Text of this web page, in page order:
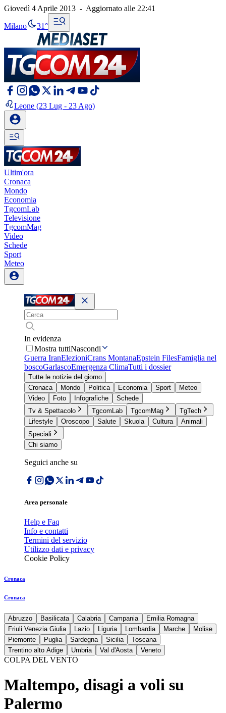
Giovedì 4 Aprile 2013 - Aggiornato alle 22:41
Milano 31°
Leone (23 Lug - 23 Ago)
Ultim'ora
Cronaca
Mondo
Economia
TgcomLab
Televisione
TgcomMag
Video
Schede
Sport
Meteo
In evidenza
Mostra tuttiNascondi
Guerra IranElezioniCrans MontanaEpstein FilesFamiglia nel
boscoGarlascoEmergenza ClimaTutti i dossier
Tutte le notizie del giorno
Cronaca
Mondo Politica Economia Sport
Meteo
Video
Foto Infografiche
Schede
Tv & Spettacolo
TgcomLab TgcomMag
TgTech
Lifestyle
Oroscopo Salute Skuola Cultura
Animali
Speciali
Chi siamo
Seguici anche su
Area personale
Help e Faq
Info e contatti
Termini del servizio
Utilizzo dati e privacy
Cookie Policy
Cronaca
Cronaca
Abruzzo Basilicata Calabria Campania
Emilia Romagna
Friuli Venezia Giulia
Lazio Liguria Lombardia Marche
Molise
Piemonte
Puglia Sardegna Sicilia
Toscana
Trentino alto Adige
Umbria Val d'Aosta Veneto
COLPA DEL VENTO
Maltempo, disagi a voli su
Palermo